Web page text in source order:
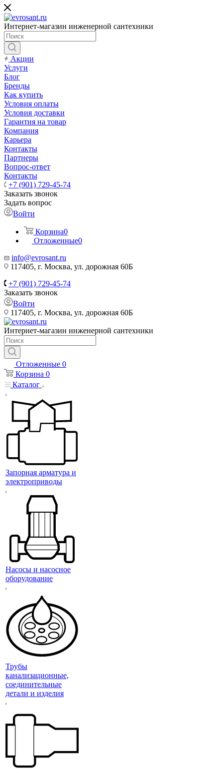
Интернет-магазин инженерной сантехники
Акции
Услуги
Блог
Бренды
Как купить
Условия оплаты
Условия доставки
Гарантия на товар
Компания
Карьера
Контакты
Партнеры
Вопрос-ответ
Контакты
+7 (901) 729-45-74
Заказать звонок
Задать вопрос
Войти
Корзина0
Отложенные0
info@evrosant.ru
117405, г. Москва, ул. дорожная 60Б
+7 (901) 729-45-74
Заказать звонок
Войти
117405, г. Москва, ул. дорожная 60Б
Интернет-магазин инженерной сантехники
Отложенные 0
Корзина 0
Каталог
Запорная арматура и
электроприводы
Насосы и насосное
оборудование
Трубы
канализационные,
соединительные
детали и изделия